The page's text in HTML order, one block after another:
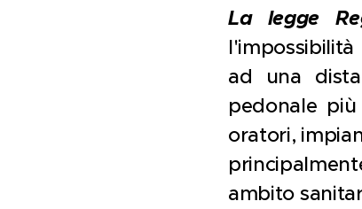
La legge
ad una
pedonale
oratori,
ambito